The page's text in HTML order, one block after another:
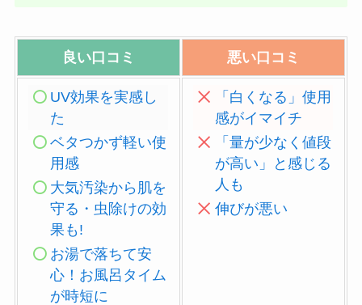
良い口コミ 悪い口コミ
UV効果を実感し
た
ベタつかず軽い使
用感
大気汚染から肌を
守る・虫除けの効
果も!
お湯で落ちて安
心！お風呂タイム
が時短に
「白くなる」使用
感がイマイチ
「量が少なく値段
が高い」と感じる
人も
伸びが悪い